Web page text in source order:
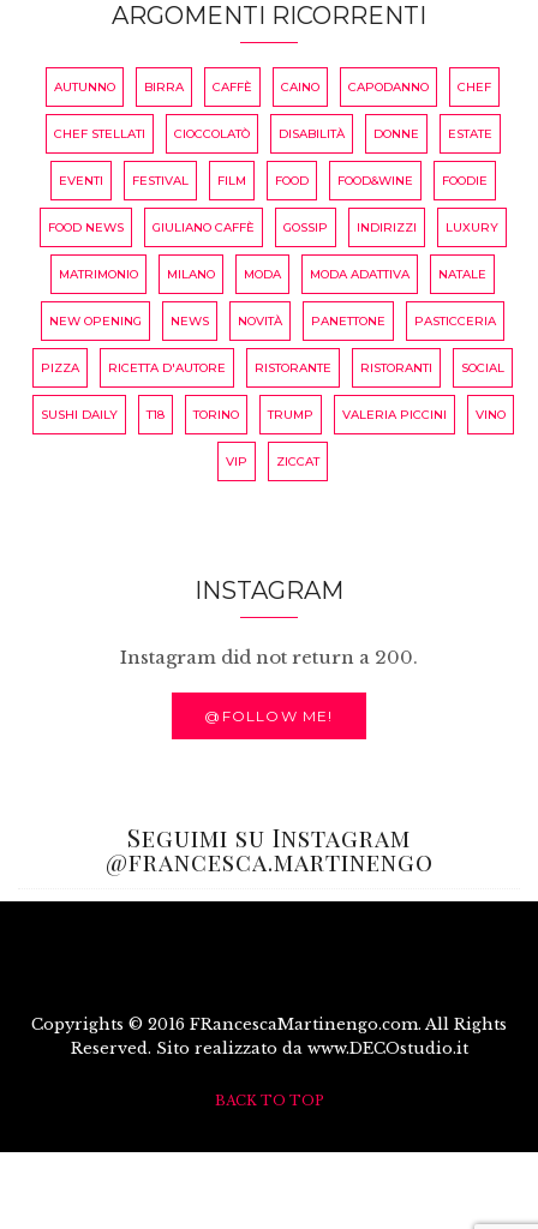
ARGOMENTI RICORRENTI
AUTUNNO BIRRA CAFFÈ CAINO CAPODANNO CHEF
CHEF STELLATI CIOCCOLATÒ DISABILITÀ DONNE ESTATE
EVENTI FESTIVAL FILM FOOD FOOD&WINE FOODIE
FOOD NEWS GIULIANO CAFFÈ GOSSIP INDIRIZZI LUXURY
MATRIMONIO MILANO MODA MODA ADATTIVA NATALE
NEW OPENING NEWS NOVITÀ PANETTONE PASTICCERIA
PIZZA RICETTA D'AUTORE RISTORANTE RISTORANTI SOCIAL
SUSHI DAILY T18 TORINO TRUMP VALERIA PICCINI VINO
VIP ZICCAT
INSTAGRAM
Instagram did not return a 200.
@FOLLOW ME!
Seguimi su Instagram
@francesca.martinengo
Copyrights © 2016 FRancescaMartinengo.com. All Rights
Reserved. Sito realizzato da www.DECOstudio.it
BACK TO TOP